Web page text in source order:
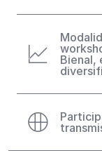
Bienal,